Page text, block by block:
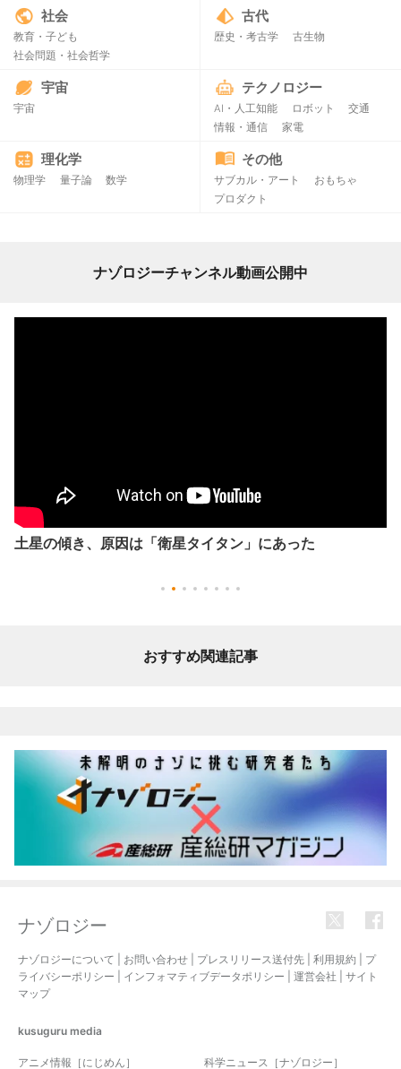
社会
教育・子ども
社会問題・社会哲学
古代
歴史・考古学 古生物
宇宙
宇宙
テクノロジー
AI・人工知能 ロボット
交通
情報・通信
家電
理化学
物理学 量子論 数学
その他
サブカル・アート
おもちゃ
プロダクト
ナゾロジーチャンネル動画公開中
土星の傾き、原因は「衛星タイタン」にあった
おすすめ関連記事
ナゾロジー
ナゾロジーについて お問い合わせ プレスリリース送付先 利用規約
プ
ライバシーポリシー
インフォマティブデータポリシー 運営会社
サイト
マップ
kusuguru media
アニメ情報［にじめん］ 科学ニュース［ナゾロジー］